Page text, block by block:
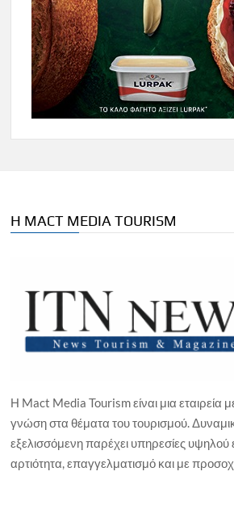
Η MACT MEDIA TOURISM
Η Mact Media Tourism είναι μια εταιρεία
γνώση στα θέματα του τουρισμού.
εξελισσόμενη παρέχει υπηρεσίες υψηλού
αρτιότητα, επαγγελματισμό και με